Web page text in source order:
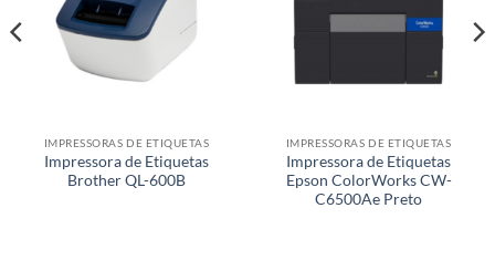
IMPRESSORAS DE ETIQUETAS
Impressora de Etiquetas
Brother QL-600B
IMPRESSORAS DE ETIQUETAS
Impressora de Etiquetas
Epson ColorWorks CW-
C6500Ae Preto